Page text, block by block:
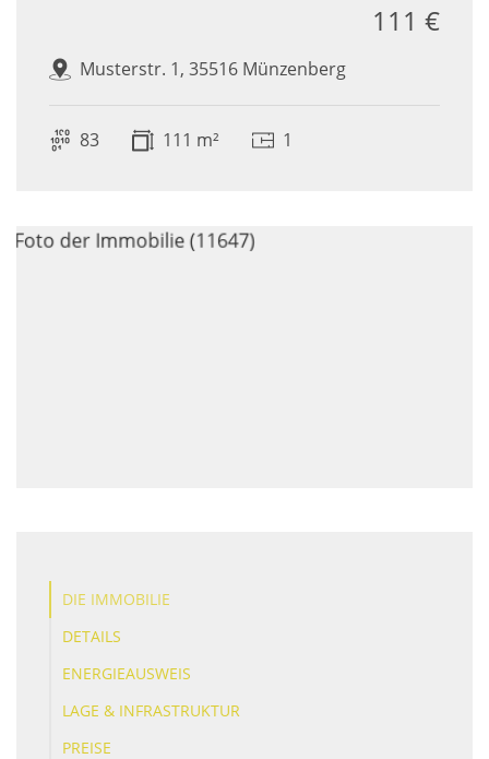
Musterstr. 1, 35516 Münzenberg
111 €
83 111 m² 1
DIE IMMOBILIE
DETAILS
ENERGIEAUSWEIS
LAGE & INFRASTRUKTUR
PREISE